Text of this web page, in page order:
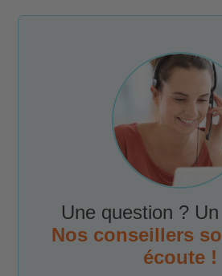
Une question ?
Nos conseillers
écoute !